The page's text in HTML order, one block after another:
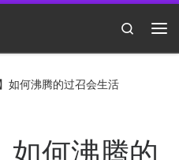
Search
如何沸腾的过召会生活
如何沸腾的